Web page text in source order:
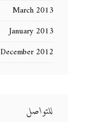
March 2013
January 2013
December 2012
للتواصل